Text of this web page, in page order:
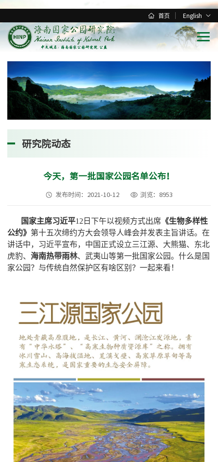
首页 English
研究院动态
今天，第一批国家公园名单公布！
发布时间：2021-10-12 浏览：8953
国家主席习近平12日下午以视频方式出席 《生物多样性
公约》 第十五次缔约方大会领导人峰会并发表主旨讲话。在
讲话中，习近平宣布，中国正式设立三江源、大熊猫、东北
虎豹、 海南热带雨林、武夷山等第一批国家公园。什么是国
家公园？与传统自然保护区有啥区别？一起来看！